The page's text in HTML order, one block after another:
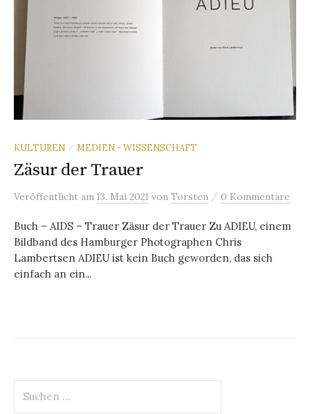
KULTUREN / MEDIEN - WISSENSCHAFT
Zäsur der Trauer
Veröffentlicht am 13. Mai 2021 von Torsten / 0 Kommentare
Buch – AIDS – Trauer Zäsur der Trauer Zu ADIEU, einem
Bildband des Hamburger Photographen Chris
Lambertsen ADIEU ist kein Buch geworden, das sich
einfach an ein...
nach: